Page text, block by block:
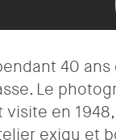
40 ans
Le
en
exigu et